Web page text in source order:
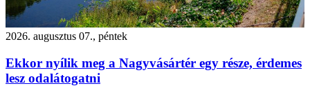
2026. augusztus 07., péntek
Ekkor nyílik meg a Nagyvásártér egy része, érdemes
lesz odalátogatni